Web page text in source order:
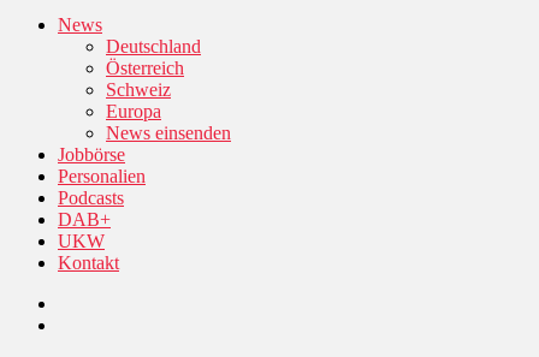
News
Deutschland
Österreich
Schweiz
Europa
News einsenden
Jobbörse
Personalien
Podcasts
DAB+
UKW
Kontakt